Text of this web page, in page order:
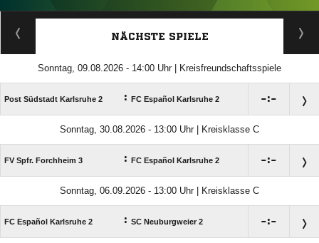
ANZEIGE
NÄCHSTE SPIELE
Sonntag, 09.08.2026 - 14:00 Uhr | Kreisfreundschaftsspiele
Post Südstadt Karlsruhe 2 : FC Español Karlsruhe 2 :
Sonntag, 30.08.2026 - 13:00 Uhr | Kreisklasse C
FV Spfr. Forchheim 3 : FC Español Karlsruhe 2 :
Sonntag, 06.09.2026 - 13:00 Uhr | Kreisklasse C
FC Español Karlsruhe 2 : SC Neuburgweier 2 :